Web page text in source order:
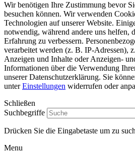
Wir benötigen Ihre Zustimmung bevor
besuchen können. Wir verwenden
Technologien auf unserer Website.
notwendig, während andere uns helfen,
Erfahrung zu verbessern.
verarbeitet werden (z. B. IP-Adressen),
Anzeigen und Inhalte oder Anzeigen-
Informationen über die Verwendung
unserer Datenschutzerklärung. Sie
unterEinstellungen widerrufen oder
Schließen
Suchbegriffe
Drücken Sie die Eingabetaste um zu
Menu